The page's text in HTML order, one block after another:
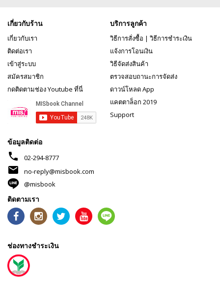
เกี่ยวกับร้าน
เกี่ยวกับเรา
ติดต่อเรา
เข้าสู่ระบบ
สมัครสมาชิก
กดติดตามช่อง Youtube ที่นี่
บริการลูกค้า
วิธีการสั่งซื้อ | วิธีการชำระเงิน
แจ้งการโอนเงิน
วิธีจัดส่งสินค้า
ตรวจสอบถานะการจัดส่ง
ดาวน์โหลด App
แคตตาล็อก 2019
Support
ข้อมูลติดต่อ
phone 02-294-8777
mail
no-reply@misbook.com
@misbook
ติดตามเรา
ช่องทางชำระเงิน